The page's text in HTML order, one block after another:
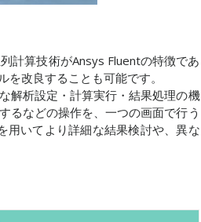
計算技術がAnsys Fluentの特徴であ
改良することも可能です。
解析設定・計算実行・結果処理の機
るなどの操作を、一つの画面で行う
用いてより詳細な結果検討や、異な